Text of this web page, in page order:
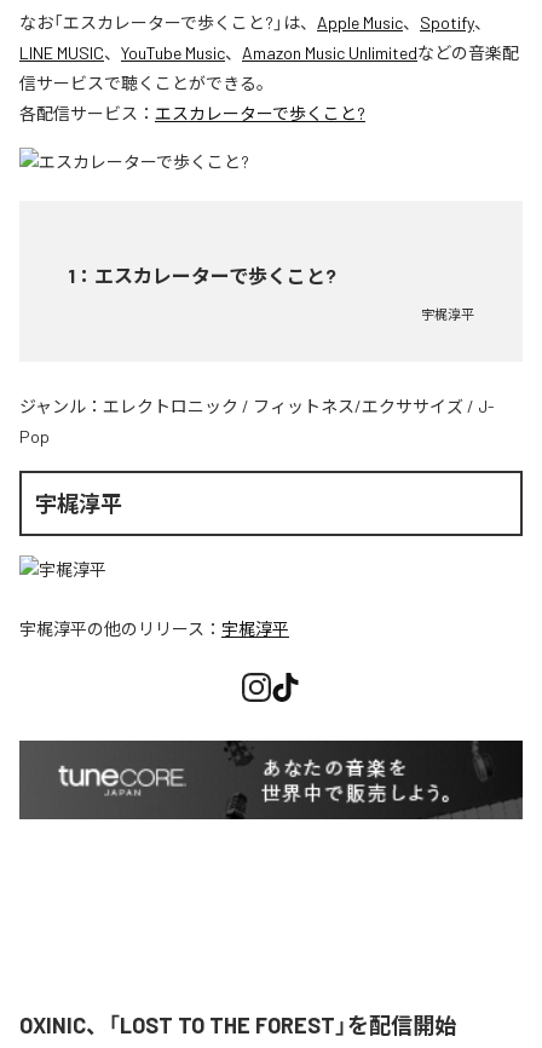
なお「エスカレーターで歩くこと? 」は、 Apple Music、 Spotify、
LINE MUSIC、 YouTube Music、 Amazon Music Unlimitedなどの音楽配
信サービスで聴くことができる。
各配信サービス： エスカレーターで歩くこと?
1 ： エスカレーターで歩くこと?
宇梶淳平
ジャンル： エレクトロニック / フィットネス/エクササイズ / J-
Pop
宇梶淳平
宇梶淳平の他のリリース： 宇梶淳平
OXINIC、「LOST TO THE FOREST」を配信開始